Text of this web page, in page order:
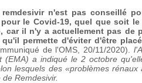
n'est pas conseillé
le Covid-19, quel que soit le
car il n'y a actuellement pas de
permette d'éviter d'être
de l'OMS, 20/11/2020).
(EMA) a indiqué le 2 octobre
lesquels des «problèmes rénaux
Remdesivir.